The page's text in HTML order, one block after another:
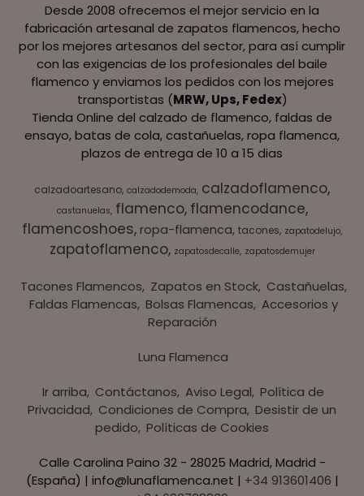
Desde 2008 ofrecemos el mejor servicio en la
fabricación artesanal de zapatos flamencos, hecho
por los mejores artesanos del sector, para así cumplir
con las exigencias de los profesionales del baile
flamenco y enviamos los pedidos con los mejores
transportistas (MRW, Ups, Fedex)
Tienda Online del calzado de flamenco, faldas de
ensayo, batas de cola, castañuelas, ropa flamenca,
plazos de entrega de 10 a 15 dias
calzadoartesano calzadodemoda calzadoflamenco
castanuelas flamenco flamencodance
flamencoshoes ropa-flamenca tacones zapatodelujo
zapatoflamenco zapatosdecalle zapatosdemujer
Tacones Flamencos Zapatos en Stock Castañuelas
Faldas Flamencas Bolsas Flamencas Accesorios y
Reparación
Luna Flamenca
Ir arriba Contáctanos Aviso Legal Política de
Privacidad Condiciones de Compra Desistir de un
pedido Políticas de Cookies
Calle Carolina Paino 32 - 28025 Madrid, Madrid -
(España) | info@lunaflamenca.net | +34 913601406 |